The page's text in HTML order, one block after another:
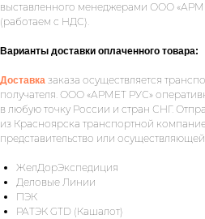
выставленного менеджерами ООО
(работаем с НДС).
Варианты доставки оплаченного товара:
Доставка заказа осуществляется
получателя. ООО «АРМЕТ РУС»
в любую точку России и стран СНГ.
из Красноярска транспортной
представительство или
ЖелДорЭкспедиция
Деловые Линии
ПЭК
РАТЭК GTD (Кашалот)
Укажите номер телефона и ваше
время.
Если у вас есть документация,
поможем нам лучше понять вашу
задачу — прикрепите её в поле
Ваш телефон